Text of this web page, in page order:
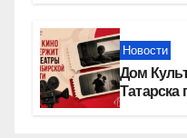
Новости
Дом
Татарска